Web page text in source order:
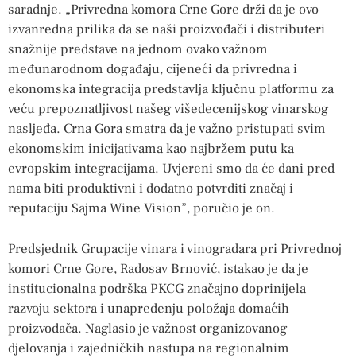
saradnje. „Privredna komora Crne Gore drži da je ovo
izvanredna prilika da se naši proizvođači i distributeri
snažnije predstave na jednom ovako važnom
međunarodnom događaju, cijeneći da privredna i
ekonomska integracija predstavlja ključnu platformu za
veću prepoznatljivost našeg višedecenijskog vinarskog
nasljeđa. Crna Gora smatra da je važno pristupati svim
ekonomskim inicijativama kao najbržem putu ka
evropskim integracijama. Uvjereni smo da će dani pred
nama biti produktivni i dodatno potvrditi značaj i
reputaciju Sajma Wine Vision”, poručio je on.
Predsjednik Grupacije vinara i vinogradara pri Privrednoj
komori Crne Gore, Radosav Brnović, istakao je da je
institucionalna podrška PKCG značajno doprinijela
razvoju sektora i unapređenju položaja domaćih
proizvođača. Naglasio je važnost organizovanog
djelovanja i zajedničkih nastupa na regionalnim